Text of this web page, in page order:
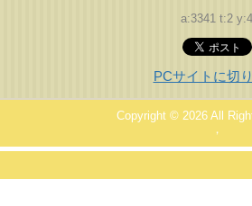
a:3341 t:2 y:4
PCサイトに切
Copyright © 2026 All
，